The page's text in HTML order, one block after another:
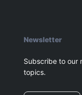
Newsletter
Subscribe to our
topics.